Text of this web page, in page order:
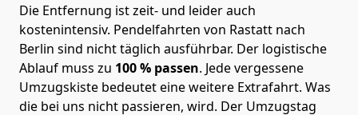
Die Entfernung ist zeit- und leider auch
kostenintensiv. Pendelfahrten von Rastatt nach
Berlin sind nicht täglich ausführbar. Der logistische
Ablauf muss zu 100 % passen. Jede vergessene
Umzugskiste bedeutet eine weitere Extrafahrt. Was
die bei uns nicht passieren, wird. Der Umzugstag